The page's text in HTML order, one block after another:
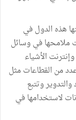
هذه الدول في
ملامحها في وسائل
الأشياء
من القطاعات مثل
وتتبع
لاستخدامها في